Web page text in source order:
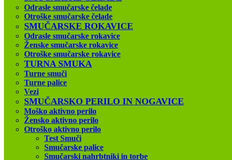
Odrasle smučarske čelade
Otroške smučarske čelade
SMUČARSKE ROKAVICE
Odrasle smučarske rokavice
Ženske smučarske rokavice
Otroške smučarske rokavice
TURNA SMUKA
Turne smuči
Turne palice
Vezi
SMUČARSKO PERILO IN NOGAVICE
Moško aktivno perilo
Žensko aktivno perilo
Otroško aktivno perilo
Test Smuči
Smučarske palice
Smučarski nahrbtniki in torbe